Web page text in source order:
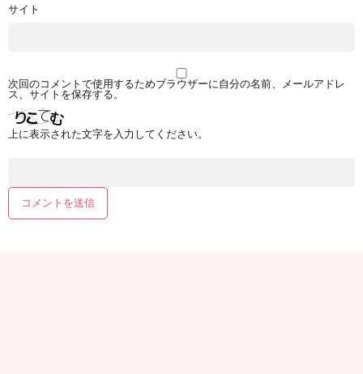
サイト
次回のコメントで使用するためブラウザーに自分の名前、メールアドレ
ス、サイトを保存する。
上に表示された文字を入力してください。